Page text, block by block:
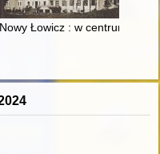
Ślązaka
Nowy Łowicz : w centrum